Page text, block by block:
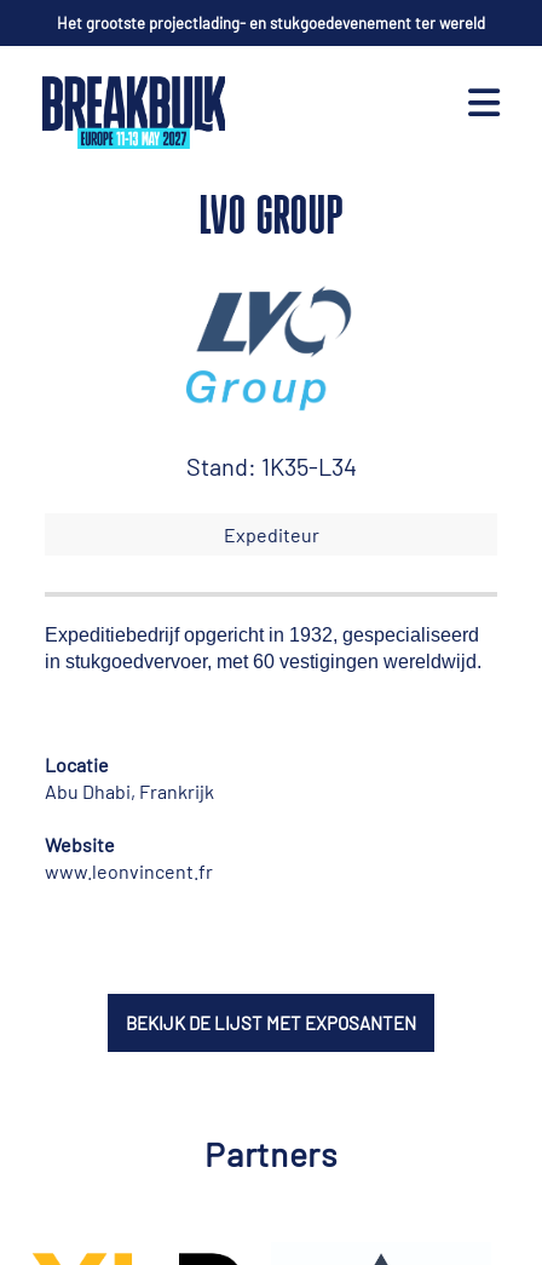
Het grootste projectlading- en stukgoedevenement ter wereld
LVO GROUP
Stand: 1K35-L34
Expediteur
Expeditiebedrijf opgericht in 1932, gespecialiseerd
in stukgoedvervoer, met 60 vestigingen wereldwijd.
Locatie
Abu Dhabi, Frankrijk
Website
www.leonvincent.fr
BEKIJK DE LIJST MET EXPOSANTEN
Partners